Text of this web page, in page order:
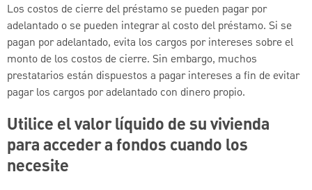
Los costos de cierre del préstamo se pueden pagar por
adelantado o se pueden integrar al costo del préstamo. Si se
pagan por adelantado, evita los cargos por intereses sobre el
monto de los costos de cierre. Sin embargo, muchos
prestatarios están dispuestos a pagar intereses a fin de evitar
pagar los cargos por adelantado con dinero propio.
Utilice el valor líquido de su vivienda
para acceder a fondos cuando los
necesite